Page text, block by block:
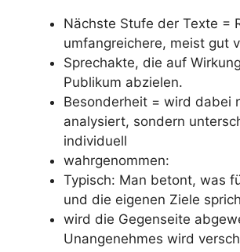
Nächste Stufe der Texte =
umfangreichere, meist gut
Sprechakte, die auf
Publikum abzielen.
Besonderheit = wird dabei
analysiert, sondern
individuell
wahrgenommen:
Typisch: Man betont, was
und die eigenen Ziele
wird die Gegenseite
Unangenehmes wird